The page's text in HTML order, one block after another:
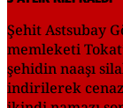
Şehit Astsubay
memleketi
şehidin naaşı
indirilerek